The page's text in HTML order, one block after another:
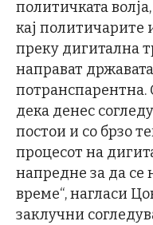
политичката
кај политичарите
преку дигитална
направат
потранспарентна.
дека денес
постои и со брзо
процесот на
напредне за да
време“, нагласи
заклучни